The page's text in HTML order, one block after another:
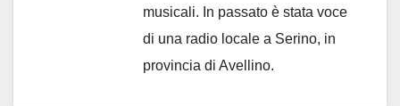
musicali. In passato è stata voce
di una radio locale a Serino, in
provincia di Avellino.